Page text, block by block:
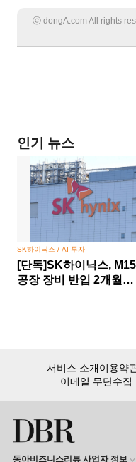
ⓒ dongA.com All rights
인기 뉴스
SK하이닉스 / AI 투자
[단독]SK하이닉스,
공장 장비 반입 2개월
서비스 소개이용약
이메일 무단수집
동아비즈니스리뷰 사업자 정보